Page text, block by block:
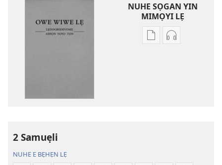
NUHE SỌGAN YIN
MIMỌYI LẸ
Lehe Lehe
2 Samuẹli
NUHE E BẸHẸN LẸ